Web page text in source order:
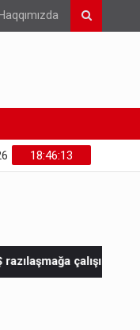
Haqqımızda
18:46:14
Çin rədd edir - Nə baş